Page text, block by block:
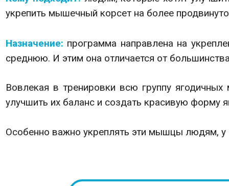
укрепить мышечный корсет на более
Назначение: программа направлена на
среднюю. И этим она отличается от
Вовлекая в тренировки всю группу
улучшить их баланс и создать красивую форму
Особенно важно укреплять эти мышцы людям, у